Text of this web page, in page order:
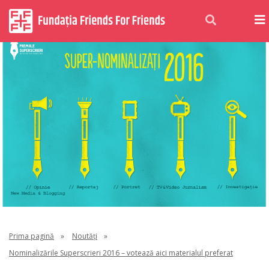
Prima pagină » Noutăți
»
Nominalizările Superscrieri 2016 – votează aici materialul preferat